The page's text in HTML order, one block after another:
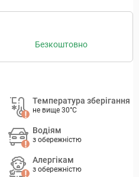
Безкоштовно
Температура зберігання
не вище 30°C
Водіям
з обережністю
Алергікам
з обережністю